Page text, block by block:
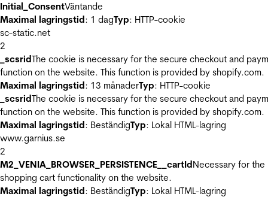
Initial_ConsentVäntande
Maximal lagringstid: 1 dagTyp: HTTP-cookie
sc-static.net
2
_scsridThe cookie is necessary for the secure checkout and
function on the website. This function is provided by shopify.com.
Maximal lagringstid: 13 månaderTyp: HTTP-cookie
_scsridThe cookie is necessary for the secure checkout and
function on the website. This function is provided by shopify.com.
Maximal lagringstid: BeständigTyp: Lokal HTML-lagring
www.garnius.se
2
M2_VENIA_BROWSER_PERSISTENCE__cartIdNecessary for the
shopping cart functionality on the website.
Maximal lagringstid: BeständigTyp: Lokal HTML-lagring